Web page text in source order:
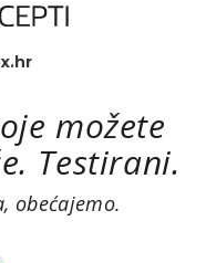
možete
Testirani.
obećajemo.